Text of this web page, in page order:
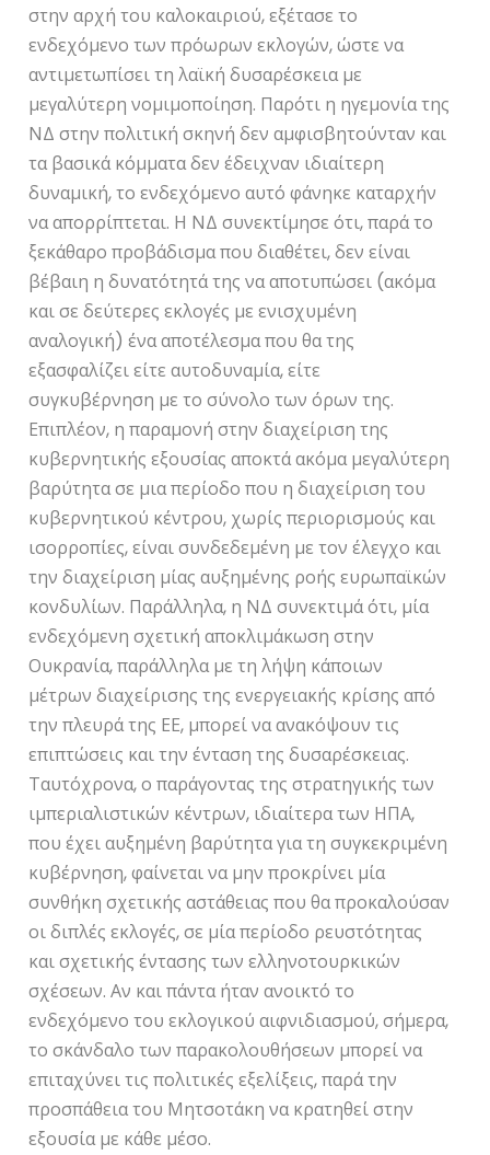
στην αρχή του καλοκαιριού, εξέτασε το
ενδεχόμενο των πρόωρων εκλογών, ώστε να
αντιμετωπίσει τη λαϊκή δυσαρέσκεια με
μεγαλύτερη νομιμοποίηση. Παρότι η ηγεμονία της
ΝΔ στην πολιτική σκηνή δεν αμφισβητούνταν και
τα βασικά κόμματα δεν έδειχναν ιδιαίτερη
δυναμική, το ενδεχόμενο αυτό φάνηκε καταρχήν
να απορρίπτεται. Η ΝΔ συνεκτίμησε ότι, παρά το
ξεκάθαρο προβάδισμα που διαθέτει, δεν είναι
βέβαιη η δυνατότητά της να αποτυπώσει (ακόμα
και σε δεύτερες εκλογές με ενισχυμένη
αναλογική) ένα αποτέλεσμα που θα της
εξασφαλίζει είτε αυτοδυναμία, είτε
συγκυβέρνηση με το σύνολο των όρων της.
Επιπλέον, η παραμονή στην διαχείριση της
κυβερνητικής εξουσίας αποκτά ακόμα μεγαλύτερη
βαρύτητα σε μια περίοδο που η διαχείριση του
κυβερνητικού κέντρου, χωρίς περιορισμούς και
ισορροπίες, είναι συνδεδεμένη με τον έλεγχο και
την διαχείριση μίας αυξημένης ροής ευρωπαϊκών
κονδυλίων. Παράλληλα, η ΝΔ συνεκτιμά ότι, μία
ενδεχόμενη σχετική αποκλιμάκωση στην
Ουκρανία, παράλληλα με τη λήψη κάποιων
μέτρων διαχείρισης της ενεργειακής κρίσης από
την πλευρά της ΕΕ, μπορεί να ανακόψουν τις
επιπτώσεις και την ένταση της δυσαρέσκειας.
Ταυτόχρονα, ο παράγοντας της στρατηγικής των
ιμπεριαλιστικών κέντρων, ιδιαίτερα των ΗΠΑ,
που έχει αυξημένη βαρύτητα για τη συγκεκριμένη
κυβέρνηση, φαίνεται να μην προκρίνει μία
συνθήκη σχετικής αστάθειας που θα προκαλούσαν
οι διπλές εκλογές, σε μία περίοδο ρευστότητας
και σχετικής έντασης των ελληνοτουρκικών
σχέσεων. Αν και πάντα ήταν ανοικτό το
ενδεχόμενο του εκλογικού αιφνιδιασμού, σήμερα,
το σκάνδαλο των παρακολουθήσεων μπορεί να
επιταχύνει τις πολιτικές εξελίξεις, παρά την
προσπάθεια του Μητσοτάκη να κρατηθεί στην
εξουσία με κάθε μέσο.